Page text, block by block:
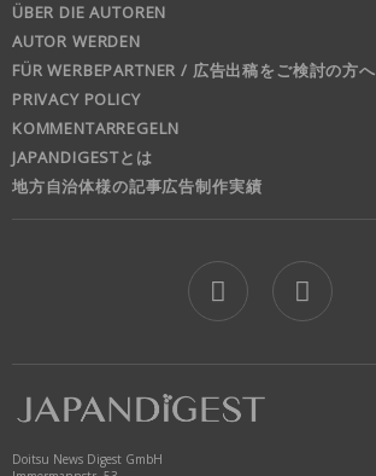
ÜBER DIE AUTOREN
AUTOR WERDEN
FÜR WERBEPARTNER / 広告出稿をご検討の方へ
PRIVACY POLICY
KOMMENTARREGELN
JAPANDIGESTとは
地方自治体様の記事広告制作実績
Doitsu News Digest GmbH